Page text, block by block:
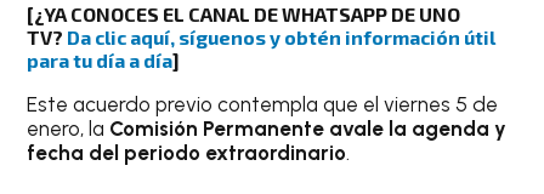
[¿YA CONOCES EL CANAL DE WHATSAPP DE UNO
TV? Da clic aquí, síguenos y obtén información útil
para tu día a día]
Este acuerdo previo contempla que el viernes 5 de
enero, la Comisión Permanente avale la agenda y
fecha del periodo extraordinario.